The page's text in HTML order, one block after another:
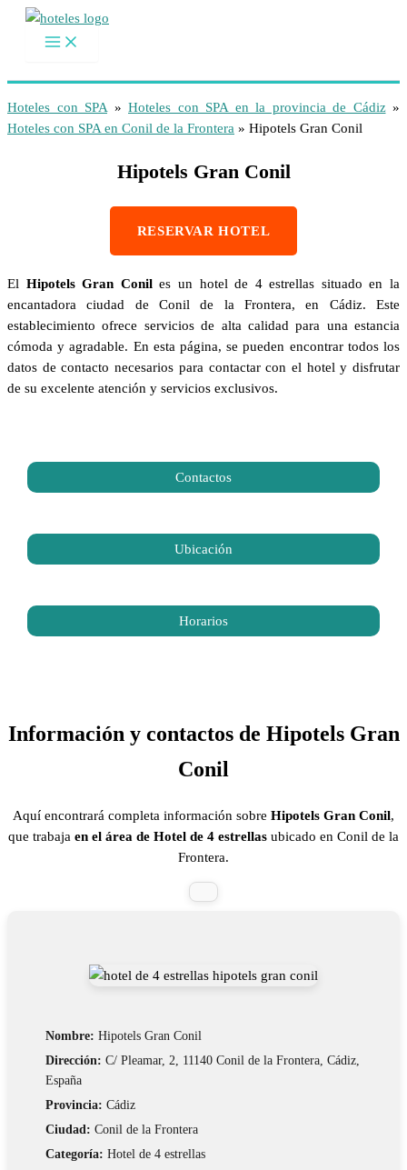
Hoteles con SPA » Hoteles con SPA en la provincia de Cádiz»
Hoteles con SPA en Conil de la Frontera » Hipotels Gran Conil
Hipotels Gran Conil
RESERVAR HOTEL
El Hipotels Gran Coniles un hotel de 4 estrellas situado en la
encantadora ciudad de Conil de la Frontera, en Cádiz. Este
establecimiento ofrece servicios de alta calidad para una estancia
cómoda y agradable. En esta página, se pueden encontrar todos los
datos de contacto necesarios para contactar con el hotel y disfrutar
de su excelente atención y servicios exclusivos.
Contactos
Ubicación
Horarios
Información y contactos de Hipotels Gran
Conil
Aquí encontrará completa información sobre Hipotels Gran Conil,
que trabaja en el área de Hotel de 4 estrellas ubicado en Conil de la
Frontera.
Nombre: Hipotels Gran Conil
Dirección: C/ Pleamar, 2, 11140 Conil de la Frontera, Cádiz,
España
Provincia: Cádiz
Ciudad: Conil de la Frontera
Categoría: Hotel de 4 estrellas